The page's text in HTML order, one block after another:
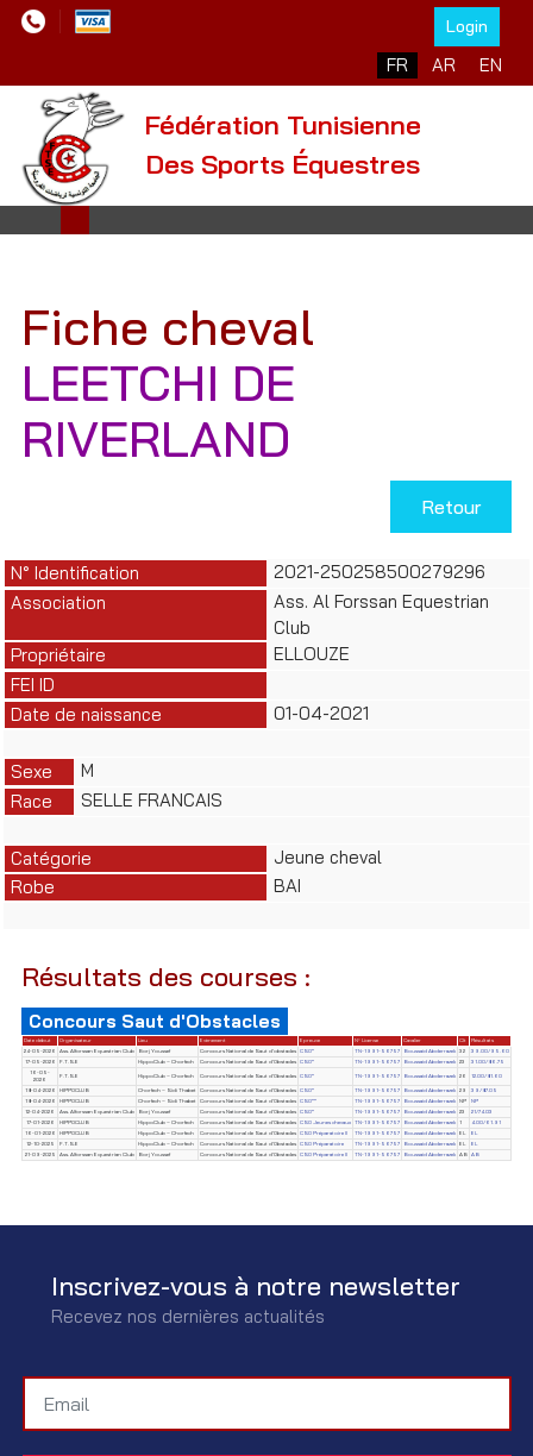
Login
Sélectionnez votre
FR AR EN
Fédération Tunisienne
Des Sports Équestres
Fiche cheval
LEETCHI DE
RIVERLAND
Retour
N° Identification
2021-250258500279296
Association
Ass. Al Forssan Equestrian
Club
Propriétaire
ELLOUZE
FEI ID
Date de naissance
01-04-2021
Sexe
M
Race
SELLE FRANCAIS
Catégorie
Jeune cheval
Robe
BAI
Résultats des courses :
Concours Saut d'Obstacles
Date début Organisateur Lieu Evènement Epreuve N° License Cavalier Clt
Résultats
24-05-2026
Ass. Alforssan Equestrian Club Borj Youssef Concours National de Saut d'obstacles CSO* TN-1991-56757 Boussaid Abderrazek 32
39.00/95.60
17-05-2026
F.T.S.E HippoClub – Chorfech Concours National de Saut d'Obstacles CSO* TN-1991-56757 Boussaid Abderrazek 23
31.00/86.75
16-05-
2026
F.T.S.E HippoClub – Chorfech Concours National de Saut d'Obstacles CSO* TN-1991-56757 Boussaid Abderrazek 26 12.00/81.60
18-04-2026 HIPPOCLUB Chorfech – Sidi Thabet Concours National de Saut d'Obstacles CSO* TN-1991-56757 Boussaid Abderrazek 29
39/87.05
18-04-2026
HIPPOCLUB Chorfech – Sidi Thabet Concours National de Saut d'Obstacles CSO** TN-1991-56757 Boussaid Abderrazek NP
NP
12-04-2026
Ass. Alforssan Equestrian Club Borj Youssef Concours National de Saut d'Obstacles CSO* TN-1991-56757 Boussaid Abderrazek 23
21/74.03
17-01-2026
HIPPOCLUB HippoClub – Chorfech Concours National de Saut d'Obstacles CSO Jeunes chevaux TN-1991-56757 Boussaid Abderrazek 1
4.00/61.91
16-01-2026
HIPPOCLUB HippoClub – Chorfech Concours National de Saut d'Obstacles CSO Préparatoire II TN-1991-56757 Boussaid Abderrazek EL
EL
12-10-2025
F.T.S.E HippoClub – Chorfech Concours National de Saut d'Obstacles CSO Préparatoire TN-1991-56757 Boussaid Abderrazek EL
EL
21-09-2025
Ass. Alforssan Equestrian Club Borj Youssef Concours National de Saut d'Obstacles CSO Préparatoire II TN-1991-56757 Boussaid Abderrazek AB AB
Inscrivez-vous à notre newsletter
Recevez nos dernières actualités